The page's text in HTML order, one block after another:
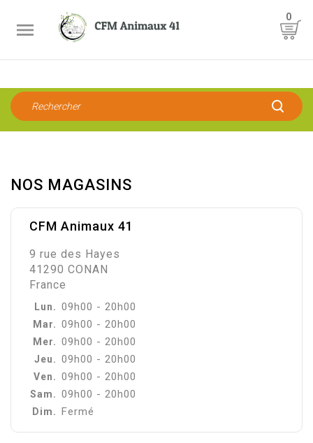

0
NOS MAGASINS
CFM Animaux 41
9 rue des Hayes
41290 CONAN
France
Lun. 09h00 - 20h00
Mar. 09h00 - 20h00
Mer. 09h00 - 20h00
Jeu. 09h00 - 20h00
Ven. 09h00 - 20h00
Sam. 09h00 - 20h00
Dim. Fermé